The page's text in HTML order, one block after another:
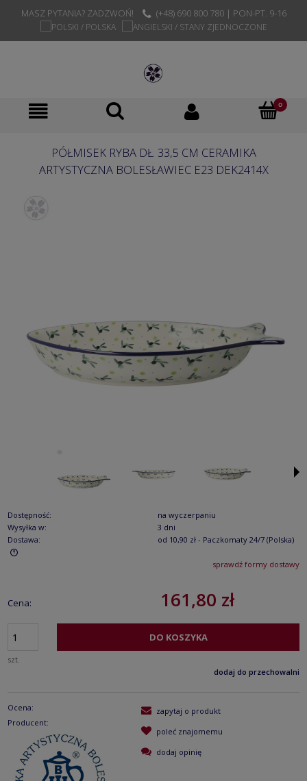
MASZ PYTANIA? ZADZWOŃ! (+48) 690 800 780 | PON-PT. 9-16
PÓŁMISEK RYBA DŁ. 33,5 CM CERAMIKA
ARTYSTYCZNA BOLESŁAWIEC E23 DEK2414X
Dostępność:
na wyczerpaniu
Wysyłka w:
3 dni
Dostawa:
od 10,90 zł - Paczkomaty 24/7 (Polska)
Cena nie zawiera ewentualnych kosztów płatnościsprawdź formy dostawy
Cena: 161,80 zł
szt.
DO KOSZYKA
dodaj do przechowalni
Ocena:
Producent:
zapytaj o produkt
poleć znajomemu
dodaj opinię